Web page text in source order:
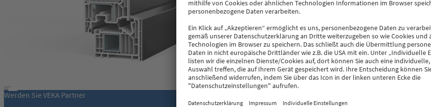
Werden Sie VEKA Partner